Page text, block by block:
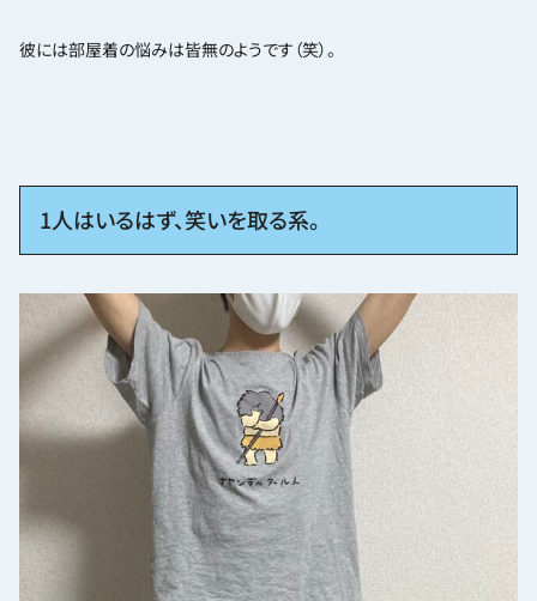
彼には部屋着の悩みは皆無のようです（笑）。
1人はいるはず、笑いを取る系。